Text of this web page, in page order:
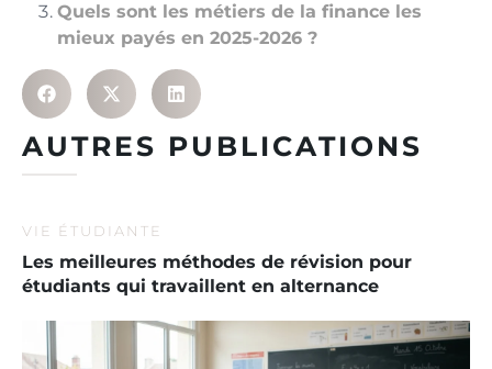
Quels sont les métiers de la finance les
mieux payés en 2025-2026 ?
AUTRES PUBLICATIONS
VIE ÉTUDIANTE
Les meilleures méthodes de révision pour
étudiants qui travaillent en alternance